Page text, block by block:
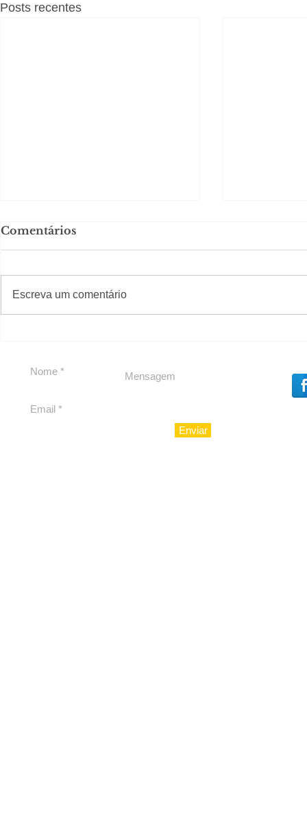
Posts recentes
reforçam apoio a
Cláudio Mitidieri
Comentários
Escreva um comentário
#Sugestões
Enviar